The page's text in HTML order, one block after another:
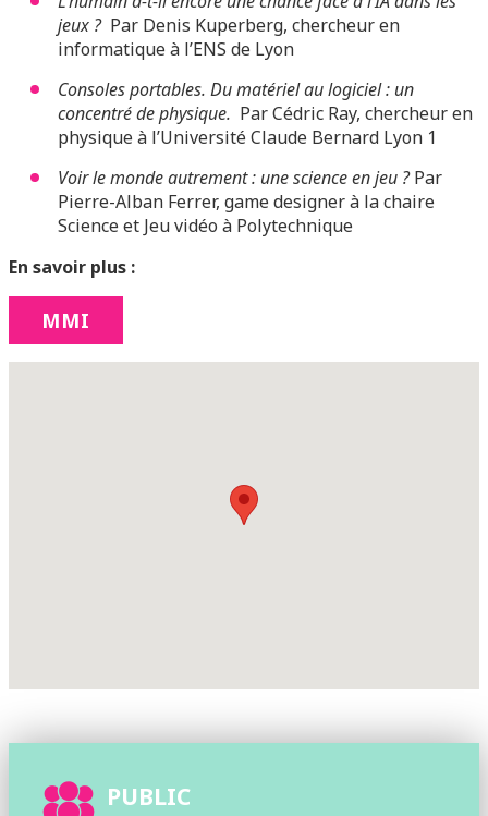
jeux ?Par Denis Kuperberg, chercheur en
informatique à l’ENS de Lyon
Consoles portables. Du matériel au logiciel : un
concentré de physique. Par Cédric Ray, chercheur en
physique à l’Université Claude Bernard Lyon 1
Voir le monde autrement : une science en jeu ?Par
Pierre-Alban Ferrer, game designer à la chaire
Science et Jeu vidéo à Polytechnique
En savoir plus :
MMI
PUBLIC